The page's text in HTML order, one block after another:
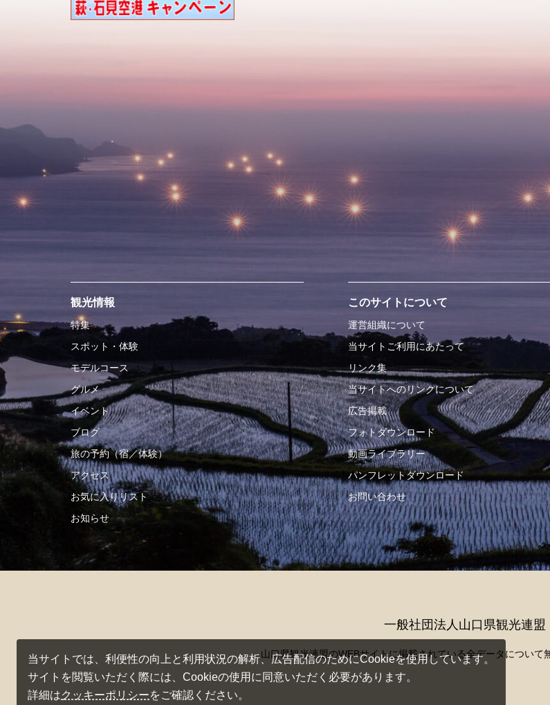
観光情報
特集
スポット・体験
モデルコース
グルメ
イベント
ブログ
旅の予約（宿／体験）
アクセス
お気に入りリスト
お知らせ
このサイトについて
運営組織について
当サイトご利用にあたって
リンク集
当サイトへのリンクについて
広告掲載
フォトダウンロード
動画ライブラリー
パンフレットダウンロード
お問い合わせ
一般社団法人山口県観光連盟
山口県観光連盟のWEBサイトに掲載されている全データについて
当サイトでは、利便性の向上と利用状況の解析、広告配信のためにCookieを使用しています。
サイトを閲覧いただく際には、Cookieの使用に同意いただく必要があります。
詳細はクッキーポリシーをご確認ください。